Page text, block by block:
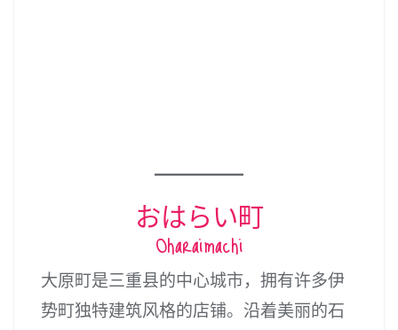
おはらい町
Oharaimachi
大原町是三重县的中心城市，拥有许多伊
势町独特建筑风格的店铺。沿着美丽的石